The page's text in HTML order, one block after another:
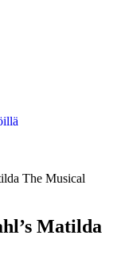
The Musical
Matilda